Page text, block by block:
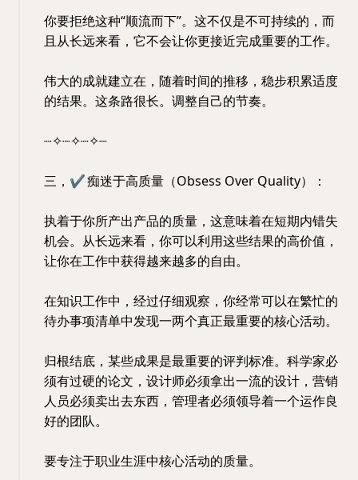
你要拒绝这种“顺流而下”。这不仅是不可持续的，而
且从长远来看，它不会让你更接近完成重要的工作。
伟大的成就建立在，随着时间的推移，稳步积累适度
的结果。这条路很长。调整自己的节奏。
┈✧┈✧┈✧┈
三， ✔痴迷于高质量（Obsess Over Quality）：
执着于你所产出产品的质量，这意味着在短期内错失
机会。从长远来看，你可以利用这些结果的高价值，
让你在工作中获得越来越多的自由。
在知识工作中，经过仔细观察，你经常可以在繁忙的
待办事项清单中发现一两个真正最重要的核心活动。
归根结底，某些成果是最重要的评判标准。科学家必
须有过硬的论文，设计师必须拿出一流的设计，营销
人员必须卖出去东西，管理者必须领导着一个运作良
好的团队。
要专注于职业生涯中核心活动的质量。